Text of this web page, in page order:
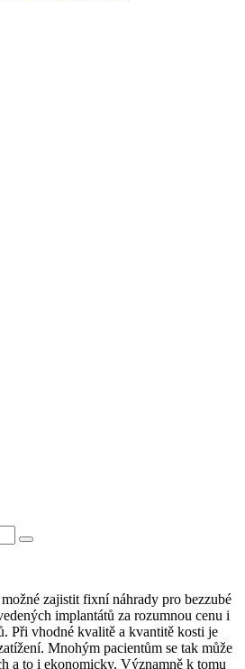
zajistit fixní náhrady pro bezzubé
implantátů za rozumnou cenu i
Při vhodné kvalitě a kvantitě kosti je
Mnohým pacientům se tak může
a to i ekonomicky. Významně k tomu